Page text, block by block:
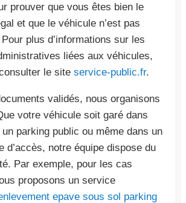
prouver que vous êtes bien le
et que le véhicule n’est pas
plus d’informations sur les
liées aux véhicules,
le site service-public.fr.
validés, nous organisons
votre véhicule soit garé dans
parking public ou même dans un
d’accès, notre équipe dispose du
Par exemple, pour les cas
proposons un service
epave sous sol parking